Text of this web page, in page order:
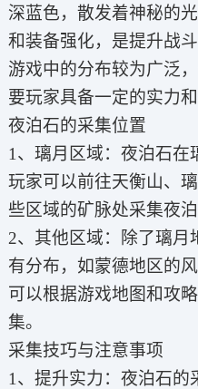
深蓝色，散发着神秘的
和装备强化，是提升战
游戏中的分布较为广泛
要玩家具备一定的实力和
夜泊石的采集位置
1、璃月区域：夜泊石在
玩家可以前往天衡山、
些区域的矿脉处采集夜泊
2、其他区域：除了璃月
有分布，如蒙德地区的
可以根据游戏地图和攻
集。
采集技巧与注意事项
1、提升实力：夜泊石的